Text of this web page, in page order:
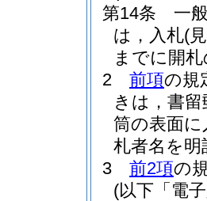
第14条
一
は，入札(
までに開
2
前項の規
きは，書
筒の表面
札者名を
3
前2項の
(以下「電